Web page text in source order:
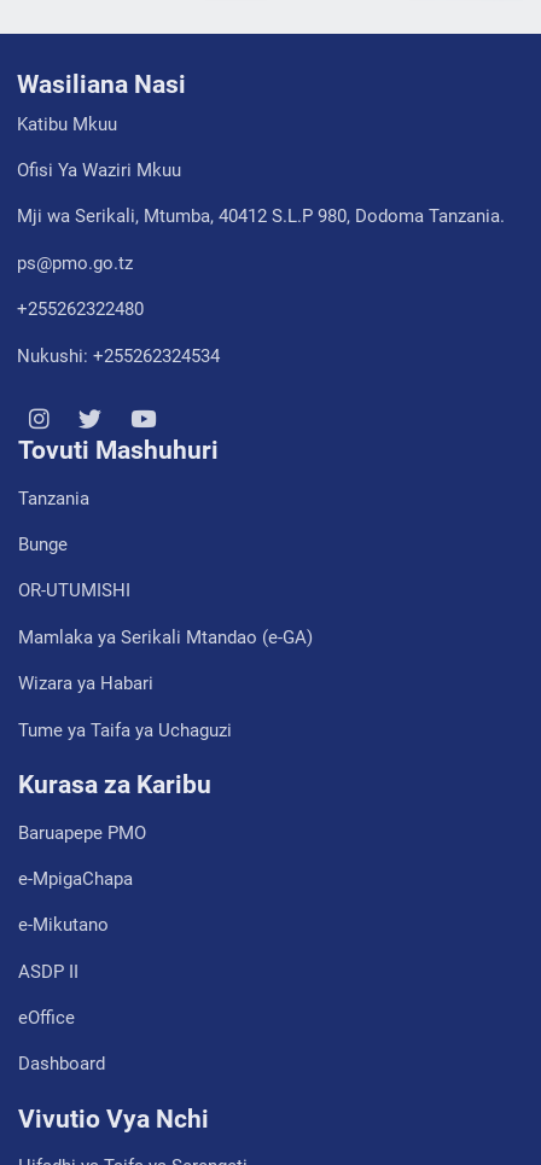
Wasiliana Nasi
Katibu Mkuu
Ofisi Ya Waziri Mkuu
Mji wa Serikali, Mtumba, 40412 S.L.P 980, Dodoma Tanzania.
ps@pmo.go.tz
+255262322480
Nukushi: +255262324534
Tovuti Mashuhuri
Tanzania
Bunge
OR-UTUMISHI
Mamlaka ya Serikali Mtandao (e-GA)
Wizara ya Habari
Tume ya Taifa ya Uchaguzi
Kurasa za Karibu
Baruapepe PMO
e-MpigaChapa
e-Mikutano
ASDP II
eOffice
Dashboard
Vivutio Vya Nchi